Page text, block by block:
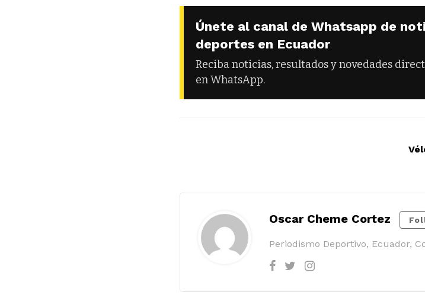
Únete al canal de Whatsapp de
deportes en Ecuador
Reciba noticias, resultados y novedades
en WhatsApp.
Oscar Cheme Cortez
Periodismo Deportivo, Ecuador,